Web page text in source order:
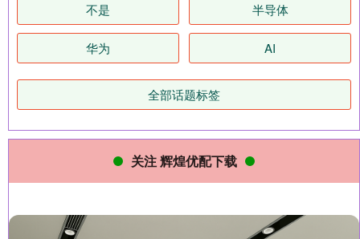
不是 半导体
华为 AI
全部话题标签
关注 辉煌优配下载